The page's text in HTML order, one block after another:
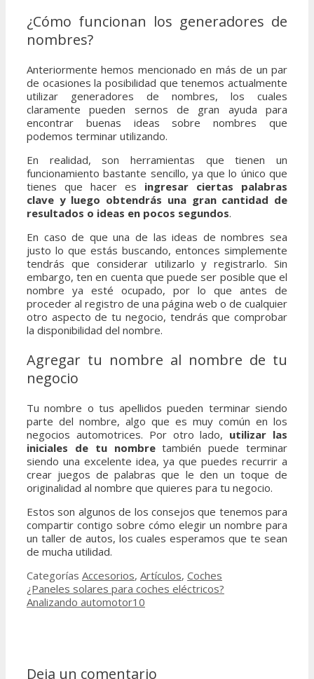
¿Cómo funcionan los generadores de
nombres?
Anteriormente hemos mencionado en más de un par
de ocasiones la posibilidad que tenemos actualmente
utilizar generadores de nombres, los cuales
claramente pueden sernos de gran ayuda para
encontrar buenas ideas sobre nombres que
podemos terminar utilizando.
En realidad, son herramientas que tienen un
funcionamiento bastante sencillo, ya que lo único que
tienes que hacer es ingresar ciertas palabras
clave y luego obtendrás una gran cantidad de
resultados o ideas en pocos segundos.
En caso de que una de las ideas de nombres sea
justo lo que estás buscando, entonces simplemente
tendrás que considerar utilizarlo y registrarlo. Sin
embargo, ten en cuenta que puede ser posible que el
nombre ya esté ocupado, por lo que antes de
proceder al registro de una página web o de cualquier
otro aspecto de tu negocio, tendrás que comprobar
la disponibilidad del nombre.
Agregar tu nombre al nombre de tu
negocio
Tu nombre o tus apellidos pueden terminar siendo
parte del nombre, algo que es muy común en los
negocios automotrices. Por otro lado, utilizar las
iniciales de tu nombretambién puede terminar
siendo una excelente idea, ya que puedes recurrir a
crear juegos de palabras que le den un toque de
originalidad al nombre que quieres para tu negocio.
Estos son algunos de los consejos que tenemos para
compartir contigo sobre cómo elegir un nombre para
un taller de autos, los cuales esperamos que te sean
de mucha utilidad.
Categorías Accesorios, Artículos, Coches
¿Paneles solares para coches eléctricos?
Analizando automotor10
Deja un comentario